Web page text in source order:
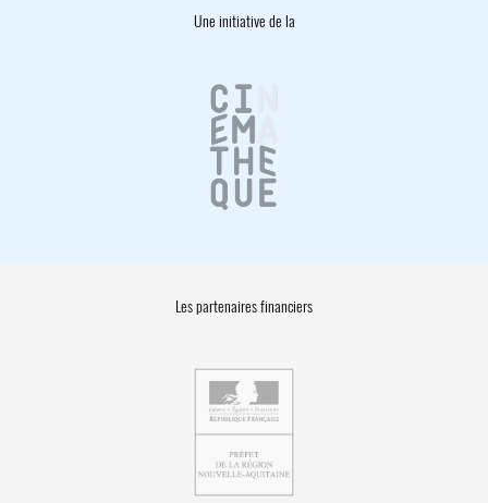
Une initiative de la
Les partenaires financiers